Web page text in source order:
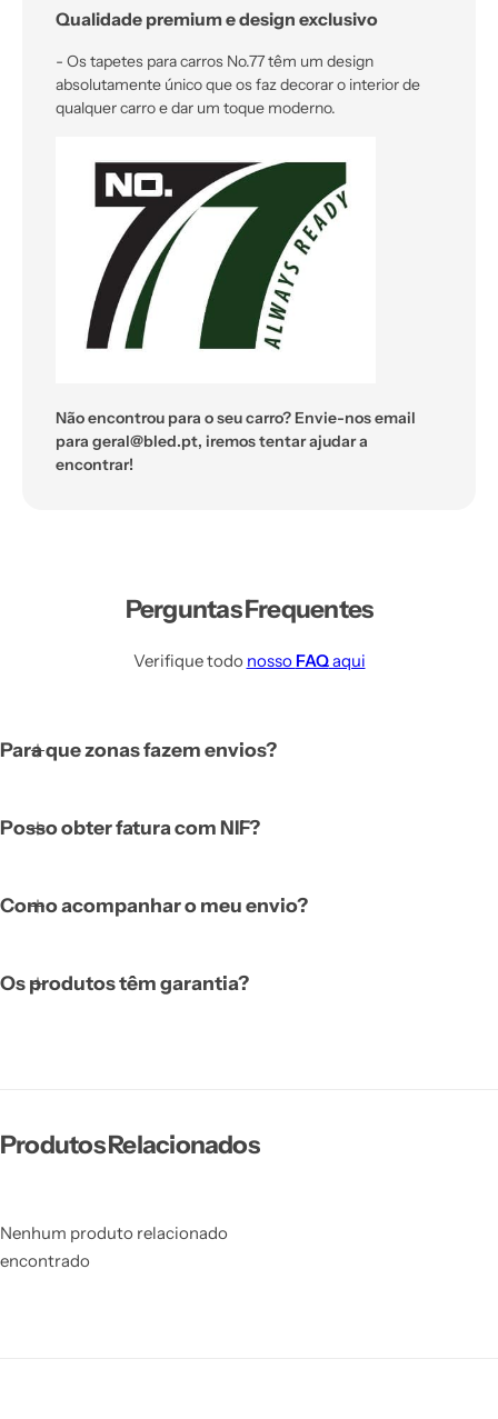
Qualidade premium e design exclusivo
- Os tapetes para carros No.77 têm um design
absolutamente único que os faz decorar o interior de
qualquer carro e dar um toque moderno.
Não encontrou para o seu carro? Envie-nos email
para geral@bled.pt, iremos tentar ajudar a
encontrar!
Perguntas Frequentes
Verifique todo nosso FAQaqui
Para que zonas fazem envios?
Posso obter fatura com NIF?
Como acompanhar o meu envio?
Os produtos têm garantia?
Produtos Relacionados
Nenhum produto relacionado
encontrado